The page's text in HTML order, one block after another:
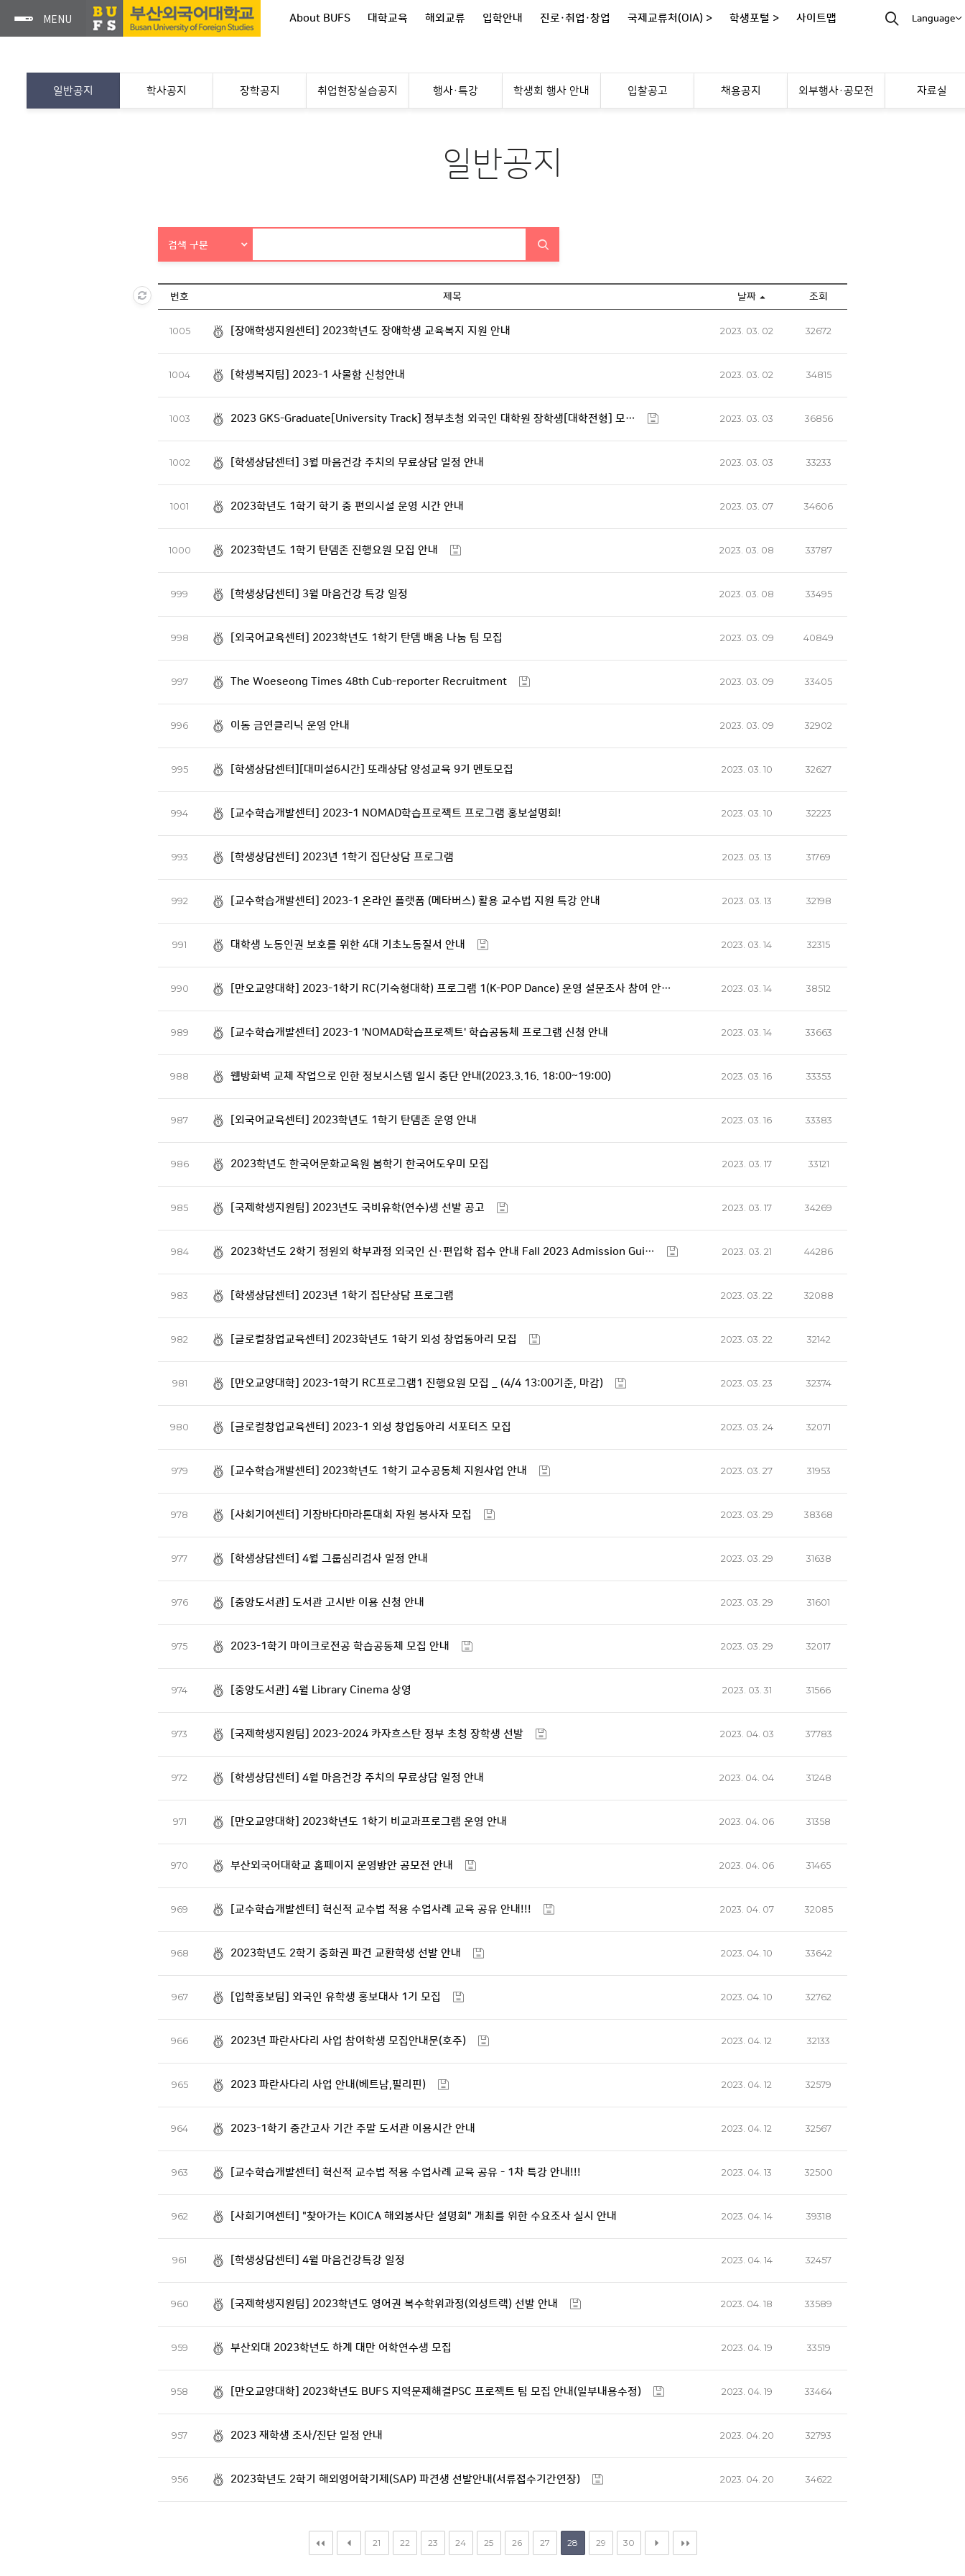
About BUFS 대학교육 해외교류 입학안내 진로·취업·창업 국제교류처(OIA) > 학생포털 > 사이트맵 Language
일반공지 학사공지 장학공지 취업현장실습공지 행사·특강 학생회 행사 안내 입찰공고 채용공지 외부행사·공모전 자료실
일반공지
검색 구분
번호 제목 날짜 조회
1005 [장애학생지원센터] 2023학년도 장애학생 교육복지 지원 안내 2023. 03. 02 32672
1004 [학생복지팀] 2023-1 사물함 신청안내 2023. 03. 02 34815
1003 2023 GKS-Graduate[University Track] 정부초청 외국인 대학원 장학생[대학전형] 모… 2023. 03. 03 36856
1002 [학생상담센터] 3월 마음건강 주치의 무료상담 일정 안내 2023. 03. 03 33233
1001 2023학년도 1학기 학기 중 편의시설 운영 시간 안내 2023. 03. 07 34606
1000 2023학년도 1학기 탄뎀존 진행요원 모집 안내 2023. 03. 08 33787
999 [학생상담센터] 3월 마음건강 특강 일정 2023. 03. 08 33495
998 [외국어교육센터] 2023학년도 1학기 탄뎀 배움 나눔 팀 모집 2023. 03. 09 40849
997 The Woeseong Times 48th Cub-reporter Recruitment 2023. 03. 09 33405
996 이동 금연클리닉 운영 안내 2023. 03. 09 32902
995 [학생상담센터][대미설6시간] 또래상담 양성교육 9기 멘토모집 2023. 03. 10 32627
994 [교수학습개발센터] 2023-1 NOMAD학습프로젝트 프로그램 홍보설명회! 2023. 03. 10 32223
993 [학생상담센터] 2023년 1학기 집단상담 프로그램 2023. 03. 13 31769
992 [교수학습개발센터] 2023-1 온라인 플랫폼 (메타버스) 활용 교수법 지원 특강 안내 2023. 03. 13 32198
991 대학생 노동인권 보호를 위한 4대 기초노동질서 안내 2023. 03. 14 32315
990 [만오교양대학] 2023-1학기 RC(기숙형대학) 프로그램 1(K-POP Dance) 운영 설문조사 참여 안… 2023. 03. 14 38512
989 [교수학습개발센터] 2023-1 'NOMAD학습프로젝트' 학습공동체 프로그램 신청 안내 2023. 03. 14 33663
988 웹방화벽 교체 작업으로 인한 정보시스템 일시 중단 안내(2023.3.16. 18:00~19:00) 2023. 03. 16 33353
987 [외국어교육센터] 2023학년도 1학기 탄뎀존 운영 안내 2023. 03. 16 33383
986 2023학년도 한국어문화교육원 봄학기 한국어도우미 모집 2023. 03. 17 33121
985 [국제학생지원팀] 2023년도 국비유학(연수)생 선발 공고 2023. 03. 17 34269
984 2023학년도 2학기 정원외 학부과정 외국인 신·편입학 접수 안내 Fall 2023 Admission Gui… 2023. 03. 21 44286
983 [학생상담센터] 2023년 1학기 집단상담 프로그램 2023. 03. 22 32088
982 [글로컬창업교육센터] 2023학년도 1학기 외성 창업동아리 모집 2023. 03. 22 32142
981 [만오교양대학] 2023-1학기 RC프로그램1 진행요원 모집 _ (4/4 13:00기준, 마감) 2023. 03. 23 32374
980 [글로컬창업교육센터] 2023-1 외성 창업동아리 서포터즈 모집 2023. 03. 24 32071
979 [교수학습개발센터] 2023학년도 1학기 교수공동체 지원사업 안내 2023. 03. 27 31953
978 [사회기여센터] 기장바다마라톤대회 자원 봉사자 모집 2023. 03. 29 38368
977 [학생상담센터] 4월 그룹심리검사 일정 안내 2023. 03. 29 31638
976 [중앙도서관] 도서관 고시반 이용 신청 안내 2023. 03. 29 31601
975 2023-1학기 마이크로전공 학습공동체 모집 안내 2023. 03. 29 32017
974 [중앙도서관] 4월 Library Cinema 상영 2023. 03. 31 31566
973 [국제학생지원팀] 2023-2024 카자흐스탄 정부 초청 장학생 선발 2023. 04. 03 37783
972 [학생상담센터] 4월 마음건강 주치의 무료상담 일정 안내 2023. 04. 04 31248
971 [만오교양대학] 2023학년도 1학기 비교과프로그램 운영 안내 2023. 04. 06 31358
970 부산외국어대학교 홈페이지 운영방안 공모전 안내 2023. 04. 06 31465
969 [교수학습개발센터] 혁신적 교수법 적용 수업사례 교육 공유 안내!!! 2023. 04. 07 32085
968 2023학년도 2학기 중화권 파견 교환학생 선발 안내 2023. 04. 10 33642
967 [입학홍보팀] 외국인 유학생 홍보대사 1기 모집 2023. 04. 10 32762
966 2023년 파란사다리 사업 참여학생 모집안내문(호주) 2023. 04. 12 32133
965 2023 파란사다리 사업 안내(베트남,필리핀) 2023. 04. 12 32579
964 2023-1학기 중간고사 기간 주말 도서관 이용시간 안내 2023. 04. 12 32567
963 [교수학습개발센터] 혁신적 교수법 적용 수업사례 교육 공유 - 1차 특강 안내!!! 2023. 04. 13 32500
962 [사회기여센터] "찾아가는 KOICA 해외봉사단 설명회" 개최를 위한 수요조사 실시 안내 2023. 04. 14 39318
961 [학생상담센터] 4월 마음건강특강 일정 2023. 04. 14 32457
960 [국제학생지원팀] 2023학년도 영어권 복수학위과정(외성트랙) 선발 안내 2023. 04. 18 33589
959 부산외대 2023학년도 하계 대만 어학연수생 모집 2023. 04. 19 33519
958 [만오교양대학] 2023학년도 BUFS 지역문제해결PSC 프로젝트 팀 모집 안내(일부내용수정) 2023. 04. 19 33464
957 2023 재학생 조사/진단 일정 안내 2023. 04. 20 32793
956 2023학년도 2학기 해외영어학기제(SAP) 파견생 선발안내(서류접수기간연장) 2023. 04. 20 34622
21 22 23 24 25 26 27 28 29 30